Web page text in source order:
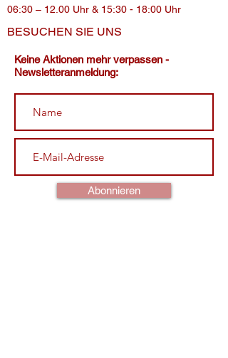
06:30 – 12.00 Uhr & 15:30 - 18:00 Uhr
BESUCHEN​ SIE UNS
Keine Aktionen mehr verpassen -
Newsletteranmeldung:
Abonnieren